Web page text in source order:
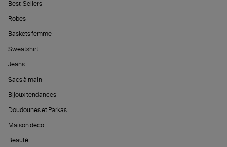
Best-Sellers
Robes
Baskets femme
Sweatshirt
Jeans
Sacs à main
Bijoux tendances
Doudounes et Parkas
Maison déco
Beauté